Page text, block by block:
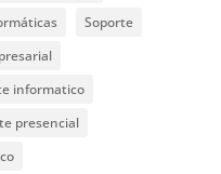
Soporte
informatico
presencial